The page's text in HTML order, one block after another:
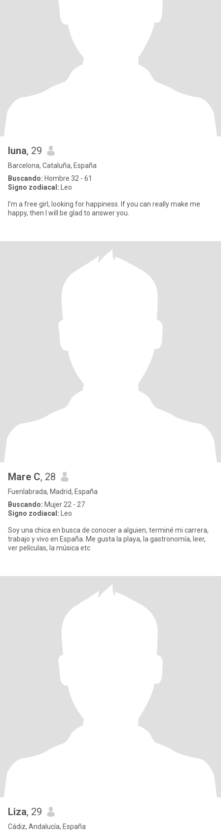
luna, 29
Barcelona, Cataluña, España
Buscando: Hombre 32 - 61
Signo zodiacal: Leo
I'm a free girl, looking for happiness. If you can really make me
happy, then I will be glad to answer you.
Mare C, 28
Fuenlabrada, Madrid, España
Buscando: Mujer 22 - 27
Signo zodiacal: Leo
Soy una chica en busca de conocer a alguien, terminé mi carrera,
trabajo y vivo en España. Me gusta la playa, la gastronomía, leer,
ver películas, la música etc
Liza, 29
Cádiz, Andalucía, España